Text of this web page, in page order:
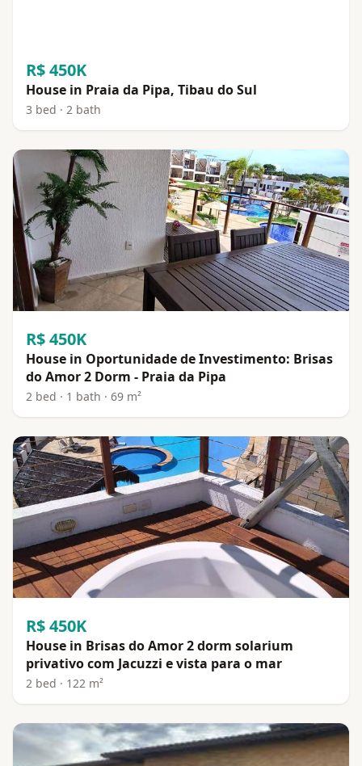
R$ 450K
House in Praia da Pipa, Tibau do Sul
3 bed · 2 bath
R$ 450K
House in Oportunidade de Investimento: Brisas
do Amor 2 Dorm - Praia da Pipa
2 bed · 1 bath · 69 m²
R$ 450K
House in Brisas do Amor 2 dorm solarium
privativo com Jacuzzi e vista para o mar
2 bed · 122 m²